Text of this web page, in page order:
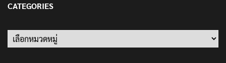
CATEGORIES
Categories